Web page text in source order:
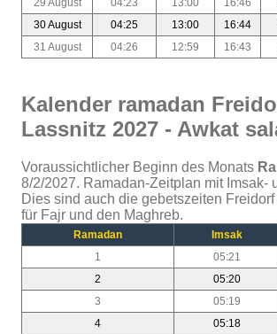
30 August
04:25 13:00 16:44
31 August
04:26 12:59 16:43
Kalender ramadan
Lassnitz 2027 - Awkat
Voraussichtlicher Beginn des Monats
8/2/2027. Ramadan-Zeitplan mit Imsak-
Dies sind auch die gebetszeiten
für Fajr und den Maghreb.
Ramadan Imsak
1
05:21
2
05:20
3
05:19
4
05:18